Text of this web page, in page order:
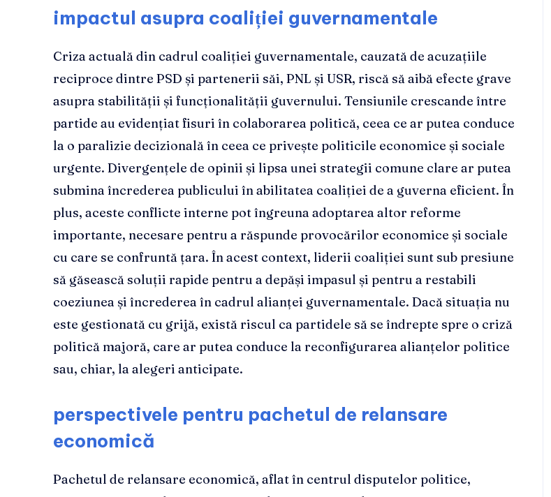
impactul asupra coaliției guvernamentale
Criza actuală din cadrul coaliției guvernamentale, cauzată de acuzațiile
reciproce dintre PSD și partenerii săi, PNL și USR, riscă să aibă efecte grave
asupra stabilității și funcționalității guvernului. Tensiunile crescande între
partide au evidențiat fisuri în colaborarea politică, ceea ce ar putea conduce
la o paralizie decizională în ceea ce privește politicile economice și sociale
urgente. Divergențele de opinii și lipsa unei strategii comune clare ar putea
submina încrederea publicului în abilitatea coaliției de a guverna eficient. În
plus, aceste conflicte interne pot îngreuna adoptarea altor reforme
importante, necesare pentru a răspunde provocărilor economice și sociale
cu care se confruntă țara. În acest context, liderii coaliției sunt sub presiune
să găsească soluții rapide pentru a depăși impasul și pentru a restabili
coeziunea și încrederea în cadrul alianței guvernamentale. Dacă situația nu
este gestionată cu grijă, există riscul ca partidele să se îndrepte spre o criză
politică majoră, care ar putea conduce la reconfigurarea alianțelor politice
sau, chiar, la alegeri anticipate.
perspectivele pentru pachetul de relansare
economică
Pachetul de relansare economică, aflat în centrul disputelor politice,